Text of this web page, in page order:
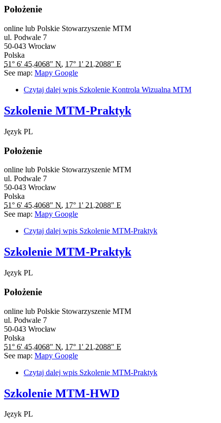
Położenie
online lub Polskie Stowarzyszenie MTM
ul. Podwale 7
50-043 Wrocław
Polska
51° 6' 45.4068" N, 17° 1' 21.2088" E
See map: Mapy Google
Czytaj dalej wpis Szkolenie Kontrola Wizualna MTM
Szkolenie MTM-Praktyk
Język PL
Położenie
online lub Polskie Stowarzyszenie MTM
ul. Podwale 7
50-043 Wrocław
Polska
51° 6' 45.4068" N, 17° 1' 21.2088" E
See map: Mapy Google
Czytaj dalej wpis Szkolenie MTM-Praktyk
Szkolenie MTM-Praktyk
Język PL
Położenie
online lub Polskie Stowarzyszenie MTM
ul. Podwale 7
50-043 Wrocław
Polska
51° 6' 45.4068" N, 17° 1' 21.2088" E
See map: Mapy Google
Czytaj dalej wpis Szkolenie MTM-Praktyk
Szkolenie MTM-HWD
Język PL